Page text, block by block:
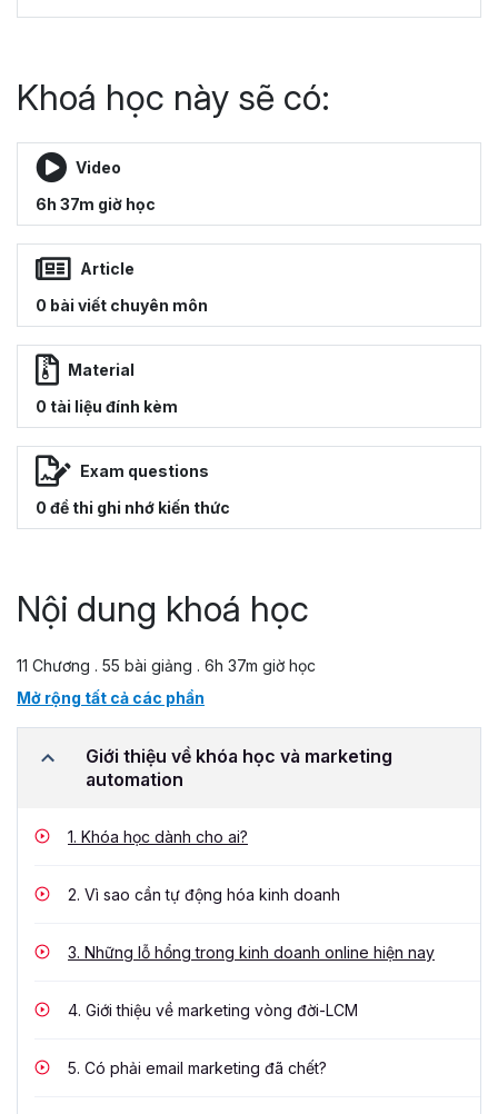
Khoá học này sẽ có:
Video
6h 37m giờ học
Article
0 bài viết chuyên môn
Material
0 tài liệu đính kèm
Exam questions
0 đề thi ghi nhớ kiến thức
Nội dung khoá học
11 Chương . 55 bài giảng . 6h 37m giờ học
Mở rộng tất cả các phần
Giới thiệu về khóa học và marketing
automation
1. Khóa học dành cho ai?
2. Vì sao cần tự động hóa kinh doanh
3. Những lỗ hổng trong kinh doanh online hiện nay
4. Giới thiệu về marketing vòng đời-LCM
5. Có phải email marketing đã chết?